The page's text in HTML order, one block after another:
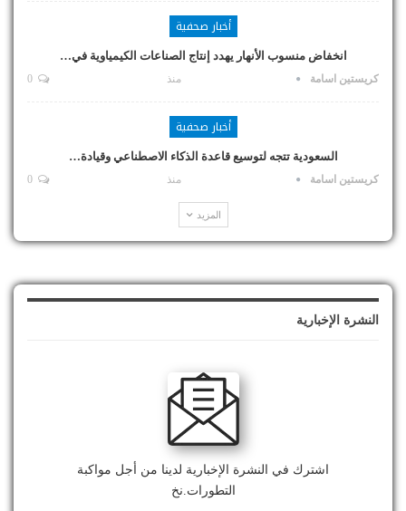
أخبار صحفية
انخفاض منسوب الأنهار يهدد إنتاج الصناعات الكيمياوية في…
كريستين اسامة منذ
أخبار صحفية
السعودية تتجه لتوسيع قاعدة الذكاء الاصطناعي وقيادة…
كريستين اسامة منذ
المزيد
النشرة الإخبارية
اشترك في النشرة الإخبارية لدينا من أجل مواكبة
التطورات.نخ